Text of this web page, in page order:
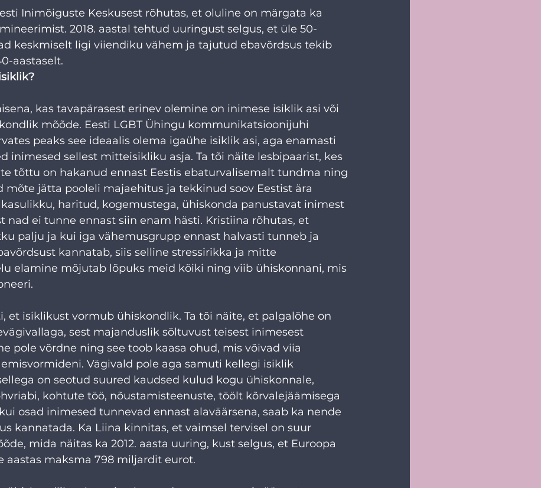
Inimõiguste Keskusest rõhutas, et oluline on märgata ka
2018. aastal tehtud uuringust selgus, et üle 50-
keskmiselt ligi viiendiku vähem ja tajutud ebavõrdsus tekib
aastaselt.
kas tavapärasest erinev olemine on inimese isiklik asi või
mõõde. Eesti LGBT Ühingu kommunikatsioonijuhi
peaks see ideaalis olema igaühe isiklik asi, aga enamasti
inimesed sellest mitteisikliku asja. Ta tõi näite lesbipaarist, kes
tõttu on hakanud ennast Eestis ebaturvalisemalt tundma ning
mõte jätta pooleli majaehitus ja tekkinud soov Eestist ära
haritud, kogemustega, ühiskonda panustavat inimest
nad ei tunne ennast siin enam hästi. Kristiina rõhutas, et
palju ja kui iga vähemusgrupp ennast halvasti tunneb ja
kannatab, siis selline stressirikka ja mitte
elamine mõjutab lõpuks meid kõiki ning viib ühiskonnani, mis
et isiklikust vormub ühiskondlik. Ta tõi näite, et palgalõhe on
sest majanduslik sõltuvust teisest inimesest
pole võrdne ning see toob kaasa ohud, mis võivad viia
Vägivald pole aga samuti kellegi isiklik
on seotud suured kaudsed kulud kogu ühiskonnale,
kohtute töö, nõustamisteenuste, töölt kõrvalejäämisega
osad inimesed tunnevad ennast alaväärsena, saab ka nende
kannatada. Ka Liina kinnitas, et vaimsel tervisel on suur
mida näitas ka 2012. aasta uuring, kust selgus, et Euroopa
aastas maksma 798 miljardit eurot.